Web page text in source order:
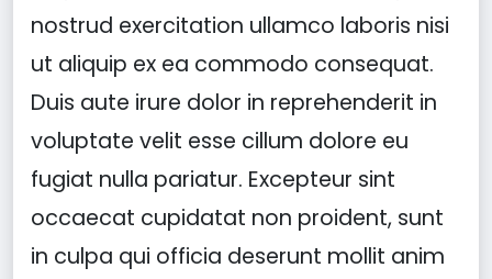
nostrud exercitation ullamco laboris nisi
ut aliquip ex ea commodo consequat.
Duis aute irure dolor in reprehenderit in
voluptate velit esse cillum dolore eu
fugiat nulla pariatur. Excepteur sint
occaecat cupidatat non proident, sunt
in culpa qui officia deserunt mollit anim